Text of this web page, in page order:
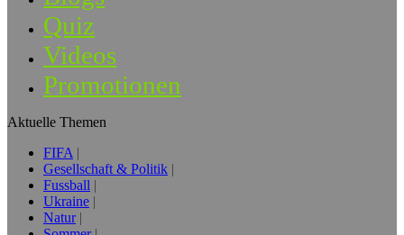
Quiz
Videos
Promotionen
Aktuelle Themen
FIFA
Gesellschaft & Politik
Fussball
Ukraine
Natur